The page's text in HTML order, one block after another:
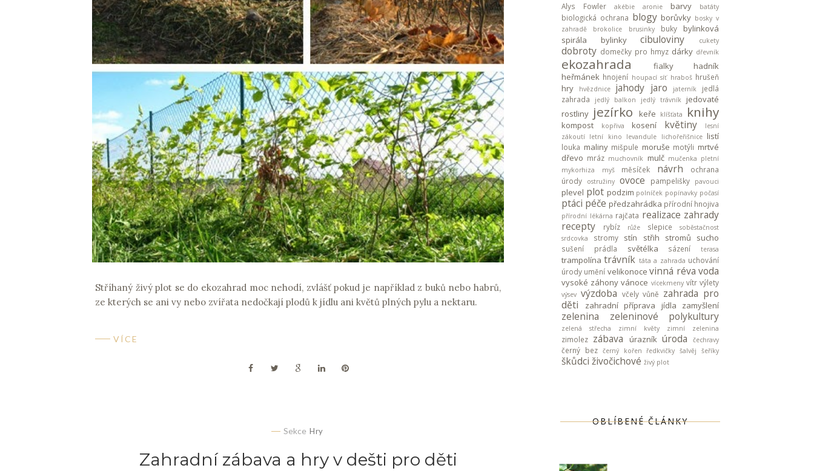
Stříhaný živý plot se do ekozahrad moc nehodí, zvlášť pokud je například z buků nebo habrů,
ze kterých se ani vy nebo zvířata nedočkají plodů k jídlu ani květů plných pylu a nektaru.
VÍCE
Sekce Hry
Zahradní zábava a hry v dešti pro děti
Alys Fowler akébie aronie barvy batáty
biologická ochrana blogy borůvky bosky v
zahradě
brokolice brusinky buky
bylinková
spirála
bylinky cibuloviny cukety
dobroty domečky pro hmyz dárky dřevník
ekozahrada fialky
hadník
heřmánek hnojení houpací síť hraboš hrušeň
hry hvězdnice jahody jaro jaterník
jedlá
zahrada
jedlý balkon jedlý trávník jedovaté
rostliny jezírko keře klíšťata knihy
kompost kopřiva kosení květiny
lesní
zákoutí letní kino levandule lichořeřišnice listí
louka maliny mišpule moruše motýli mrtvé
dřevo mráz muchovník mulč mučenka pletní
mykorhiza
myš měsíček návrh
ochrana
úrody
ostružiny ovoce pampelišky pavouci
plevel plot podzim polníček popínavky počasí
ptáci péče předzahrádka přírodní hnojiva
přírodní lékárna rajčata realizace zahrady
recepty
rybíz růže slepice
soběstačnost
srdcovka
stromy stín střih stromů sucho
sušení prádla světélka sázení terasa
trampolína trávník táta a zahrada uchování
úrody umění velikonoce vinná réva voda
vysoké záhony vánoce vícekmeny vítr výlety
výsev výzdoba včely vůně zahrada pro
děti
zahradní příprava jídla zamyšlení
zelenina zeleninové polykultury
zelená střecha zimní květy zimní zelenina
zimolez zábava úrazník úroda čechravy
černý bez černý kořen ředkvičky šalvěj šeříky
škůdci živočichové živý plot
OBLÍBENÉ ČLÁNKY